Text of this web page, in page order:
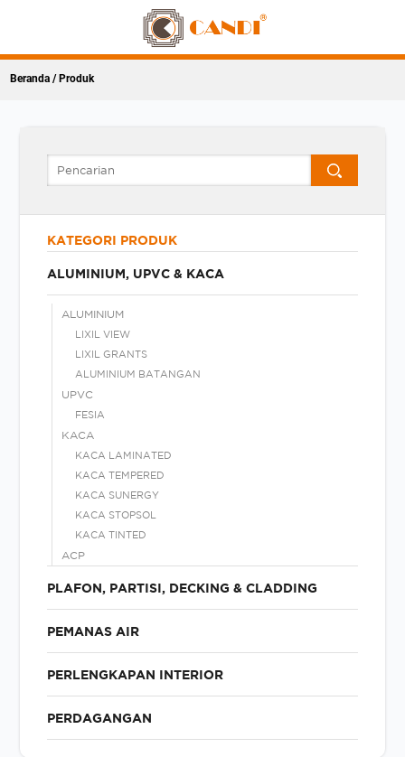
Beranda / Produk
KATEGORI PRODUK
ALUMINIUM, UPVC & KACA
ALUMINIUM
LIXIL VIEW
LIXIL GRANTS
ALUMINIUM BATANGAN
UPVC
FESIA
KACA
KACA LAMINATED
KACA TEMPERED
KACA SUNERGY
KACA STOPSOL
KACA TINTED
ACP
PLAFON, PARTISI, DECKING & CLADDING
PEMANAS AIR
PERLENGKAPAN INTERIOR
PERDAGANGAN